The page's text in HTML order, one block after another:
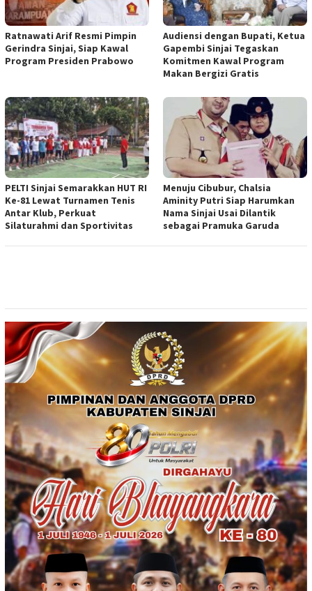
Ratnawati Arif Resmi Pimpin
Gerindra Sinjai, Siap Kawal
Program Presiden Prabowo
Audiensi dengan Bupati, Ketua
Gapembi Sinjai Tegaskan
Komitmen Kawal Program
Makan Bergizi Gratis
PELTI Sinjai Semarakkan HUT RI
Ke-81 Lewat Turnamen Tenis
Antar Klub, Perkuat
Silaturahmi dan Sportivitas
Menuju Cibubur, Chalsia
Aminity Putri Siap Harumkan
Nama Sinjai Usai Dilantik
sebagai Pramuka Garuda